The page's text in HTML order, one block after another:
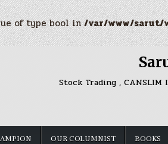
of type bool in/var/www/sarut/
Stock Trading , CANSLIM
OUR COLUMNIST BOOKS